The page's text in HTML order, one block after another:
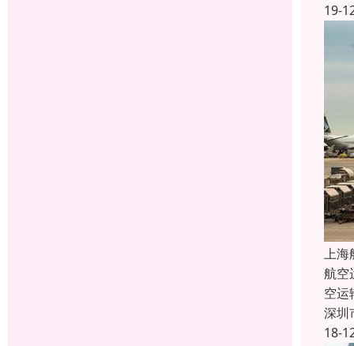
19-
上海
航空
空运
深圳
18-